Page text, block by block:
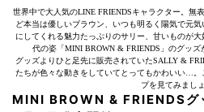
世界中で大人気のLINE FRIENDSキャラクター。無
ど本当は優しいブラウン、いつも明るく陽気で元
にしてくれる魅力たっぷりのサリー、甘いものが
代の姿「MINI BROWN & FRIENDS」のグッズ
グッズよりひと足先に販売されていたSALLY &
たちが色々な動きをしていてとってもかわいい…
プを見てみまし
MINI BROWN & FRIENDSグ